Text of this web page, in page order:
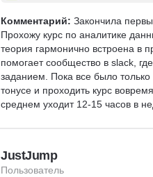
Комментарий: Закончила
Прохожу курс по аналитике
теория гармонично встроена в
помогает сообщество в slack,
заданием. Пока все было
тонусе и проходить курс
среднем уходит 12-15 часов в
JustJump
Пользователь